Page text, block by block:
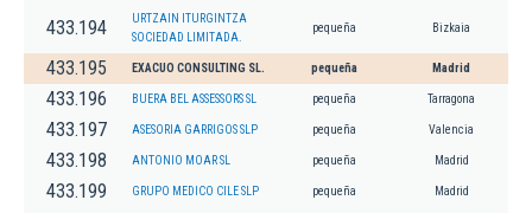
433.194
URTZAIN ITURGINTZA
SOCIEDAD LIMITADA.
pequeña Bizkaia
433.195 EXACUO CONSULTING SL. pequeña Madrid
433.196 BUERA BEL ASSESSORS SL pequeña Tarragona
433.197 ASESORIA GARRIGOS SLP pequeña Valencia
433.198 ANTONIO MOAR SL pequeña Madrid
433.199 GRUPO MEDICO CILE SLP pequeña Madrid